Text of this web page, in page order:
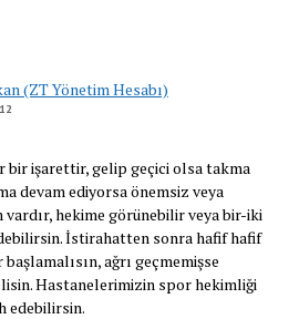
(ZT Yönetim Hesabı)
bir işarettir, gelip geçici olsa takma
devam ediyorsa önemsiz veya
hekime görünebilir veya bir-iki
İstirahatten sonra hafif hafif
ağrı geçmemişse
Hastanelerimizin spor hekimliği
edebilirsin.